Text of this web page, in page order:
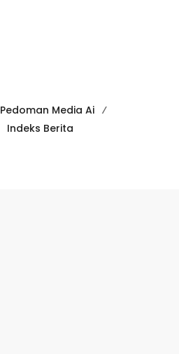
Pedoman Media Ai
Indeks Berita